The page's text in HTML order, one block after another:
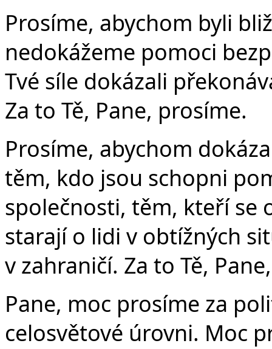
Prosíme, abychom byli
nedokážeme pomoci
Tvé síle dokázali
Za to Tě, Pane, prosíme.
Prosíme, abychom
těm, kdo jsou schopni
společnosti, těm, kteří se
starají o lidi v obtížných
v zahraničí. Za to Tě,
Pane, moc prosíme za
celosvětové úrovni. Moc